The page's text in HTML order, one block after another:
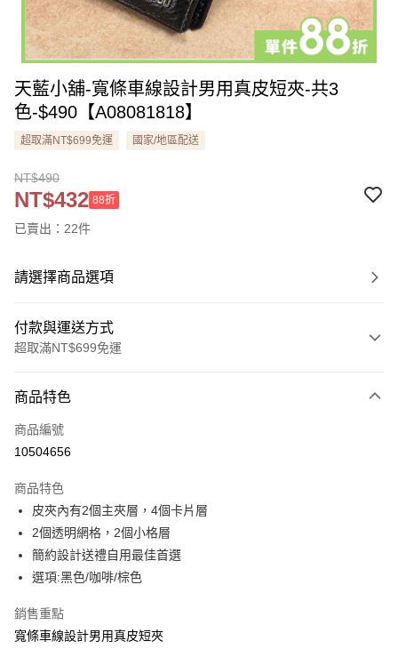
天藍小舖-寬條車線設計男用真皮短夾-共3
色-$490【A08081818】
超取滿NT$699免運 國家/地區配送
NT$490
NT$432 88折
已賣出：22件
請選擇商品選項
付款與運送方式
超取滿NT$699免運
信用卡一次付款
超商取貨付款
Apple Pay
街口支付
悠遊付
Google Pay
大哥付你分期
商品特色
商品編號
10504656
商品特色
皮夾內有2個主夾層，4個卡片層
2個透明網格，2個小格層
簡約設計送禮自用最佳首選
選項:黑色/咖啡/棕色
銷售重點
寬條車線設計男用真皮短夾